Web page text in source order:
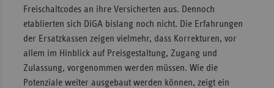
Freischaltcodes an ihre Versicherten aus. Dennoch
etablierten sich DiGA bislang noch nicht. Die Erfahrungen
der Ersatzkassen zeigen vielmehr, dass Korrekturen, vor
allem im Hinblick auf Preisgestaltung, Zugang und
Zulassung, vorgenommen werden müssen. Wie die
Potenziale weiter ausgebaut werden können, zeigt ein